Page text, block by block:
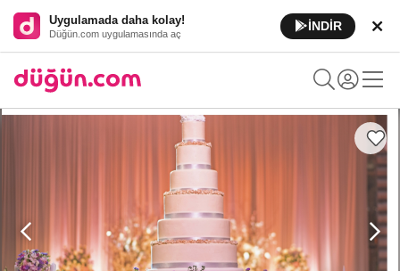
Uygulamada daha kolay!
Düğün.com uygulamasında aç
İNDİR